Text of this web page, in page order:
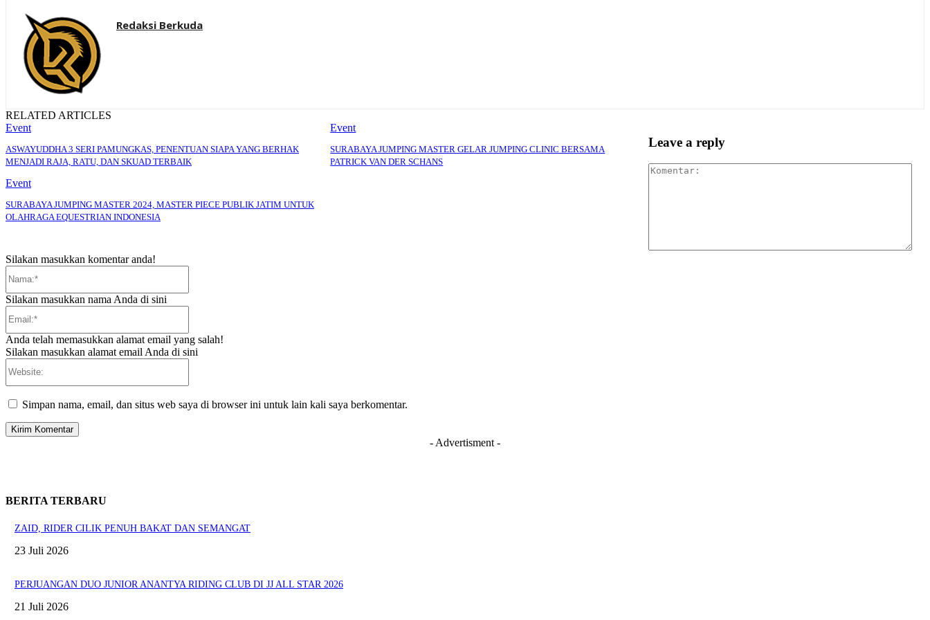
Redaksi Berkuda
RELATED ARTICLES
Event
ASWAYUDDHA 3 SERI PAMUNGKAS, PENENTUAN SIAPA YANG BERHAK
MENJADI RAJA, RATU, DAN SKUAD TERBAIK
Event
SURABAYA JUMPING MASTER GELAR JUMPING CLINIC BERSAMA
PATRICK VAN DER SCHANS
Event
SURABAYA JUMPING MASTER 2024, MASTER PIECE PUBLIK JATIM UNTUK
OLAHRAGA EQUESTRIAN INDONESIA
Leave a reply
Silakan masukkan komentar anda!
Silakan masukkan nama Anda di sini
Anda telah memasukkan alamat email yang salah!
Silakan masukkan alamat email Anda di sini
Simpan nama, email, dan situs web saya di browser ini untuk lain kali saya berkomentar.
- Advertisment -
BERITA TERBARU
ZAID, RIDER CILIK PENUH BAKAT DAN SEMANGAT
23 Juli 2026
PERJUANGAN DUO JUNIOR ANANTYA RIDING CLUB DI JJ ALL STAR 2026
21 Juli 2026